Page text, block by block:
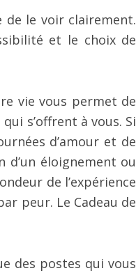
de le voir clairement.
et le choix de
vie vous permet de
s’offrent à vous. Si
d’amour et de
éloignement ou
de l’expérience
peur. Le Cadeau de
des postes qui vous